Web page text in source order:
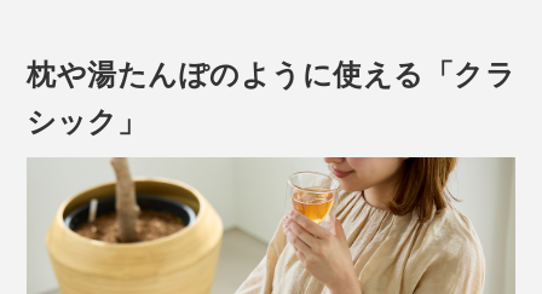
枕や湯たんぽのように使える「クラ
シック」